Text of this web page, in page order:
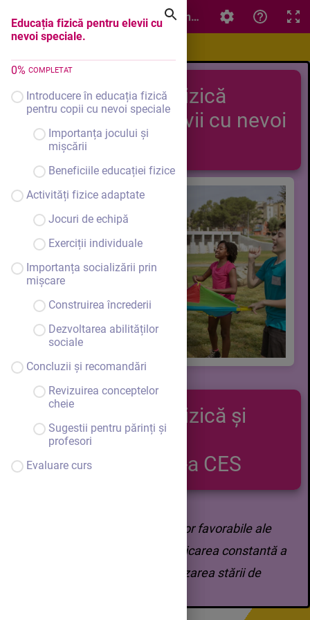
Educația fizică pentru elevii cu
nevoi speciale.
0% COMPLETAT
Introducere în educația fizică
pentru copii cu nevoi speciale
Importanța jocului și
mișcării
Beneficiile educației fizice
Activități fizice adaptate
Jocuri de echipă
Exerciții individuale
Importanța socializării prin
mișcare
Construirea încrederii
Dezvoltarea abilităților
sociale
Concluzii și recomandări
Revizuirea conceptelor
cheie
Sugestii pentru părinți și
profesori
Evaluare curs
Educația fizică pentru elevii cu nevoi speciale.
Educația fizică
pentru elevii cu nevoi
speciale
Educația fizică și
sport
Clasa a IX-a CES
Utilizarea efectelor favorabile ale
educației fizice și sport în practicarea constantă a
exercițiilor fizice, pentru optimizarea stării de